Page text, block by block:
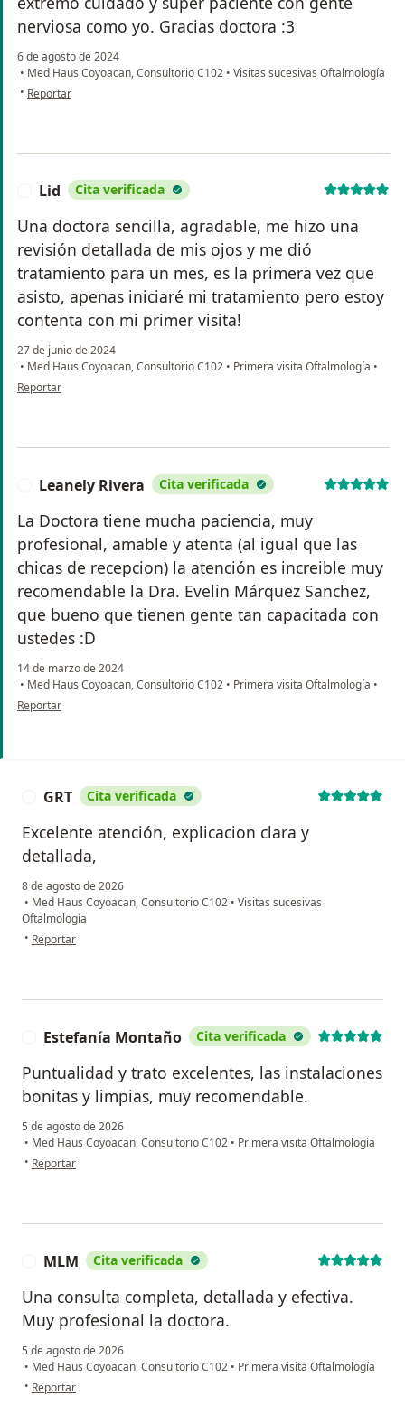
nerviosa como yo. Gracias doctora :3
6 de agosto de 2024
• Med Haus Coyoacan, Consultorio C102 • Visitas sucesivas Oftalmología
• en opinión del usuario Graciela fuentes
Reportar
Lid Cita verificada
Una doctora sencilla, agradable, me hizo una
revisión detallada de mis ojos y me dió
tratamiento para un mes, es la primera vez que
asisto, apenas iniciaré mi tratamiento pero estoy
contenta con mi primer visita!
27 de junio de 2024
• Med Haus Coyoacan, Consultorio C102 • Primera visita Oftalmología •
en opinión del usuario Lid
Reportar
Leanely Rivera Cita verificada
La Doctora tiene mucha paciencia, muy
profesional, amable y atenta (al igual que las
chicas de recepcion) la atención es increible muy
recomendable la Dra. Evelin Márquez Sanchez,
que bueno que tienen gente tan capacitada con
ustedes :D
14 de marzo de 2024
• Med Haus Coyoacan, Consultorio C102 • Primera visita Oftalmología •
en opinión del usuario Leanely Rivera
Reportar
GRT Cita verificada
Excelente atención, explicacion clara y
detallada,
8 de agosto de 2026
• Med Haus Coyoacan, Consultorio C102 • Visitas sucesivas
Oftalmología
• en opinión del usuario GRT
Reportar
Estefanía Montaño Cita verificada
Puntualidad y trato excelentes, las instalaciones
bonitas y limpias, muy recomendable.
5 de agosto de 2026
• Med Haus Coyoacan, Consultorio C102 • Primera visita Oftalmología
• en opinión del usuario Estefanía Montaño
Reportar
MLM Cita verificada
Una consulta completa, detallada y efectiva.
Muy profesional la doctora.
5 de agosto de 2026
• Med Haus Coyoacan, Consultorio C102 • Primera visita Oftalmología
• en opinión del usuario MLM
Reportar